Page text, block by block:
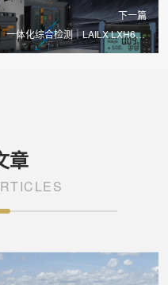
下一篇
一体化综合检测｜LAILX LXH601
绝缘接地综合测试仪筑牢光伏电气
章